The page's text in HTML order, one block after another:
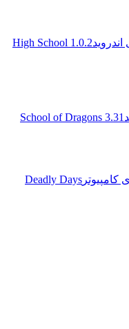
1.0.2 High School
School of Dragons 3.31
Deadly Days